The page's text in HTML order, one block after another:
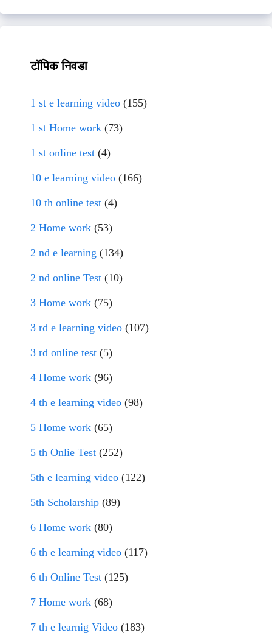
टॉपिक निवडा
1 st e learning video (155)
1 st Home work (73)
1 st online test (4)
10 e learning video (166)
10 th online test (4)
2 Home work (53)
2 nd e learning (134)
2 nd online Test (10)
3 Home work (75)
3 rd e learning video (107)
3 rd online test (5)
4 Home work (96)
4 th e learning video (98)
5 Home work (65)
5 th Onlie Test (252)
5th e learning video (122)
5th Scholarship (89)
6 Home work (80)
6 th e learning video (117)
6 th Online Test (125)
7 Home work (68)
7 th e learnig Video (183)